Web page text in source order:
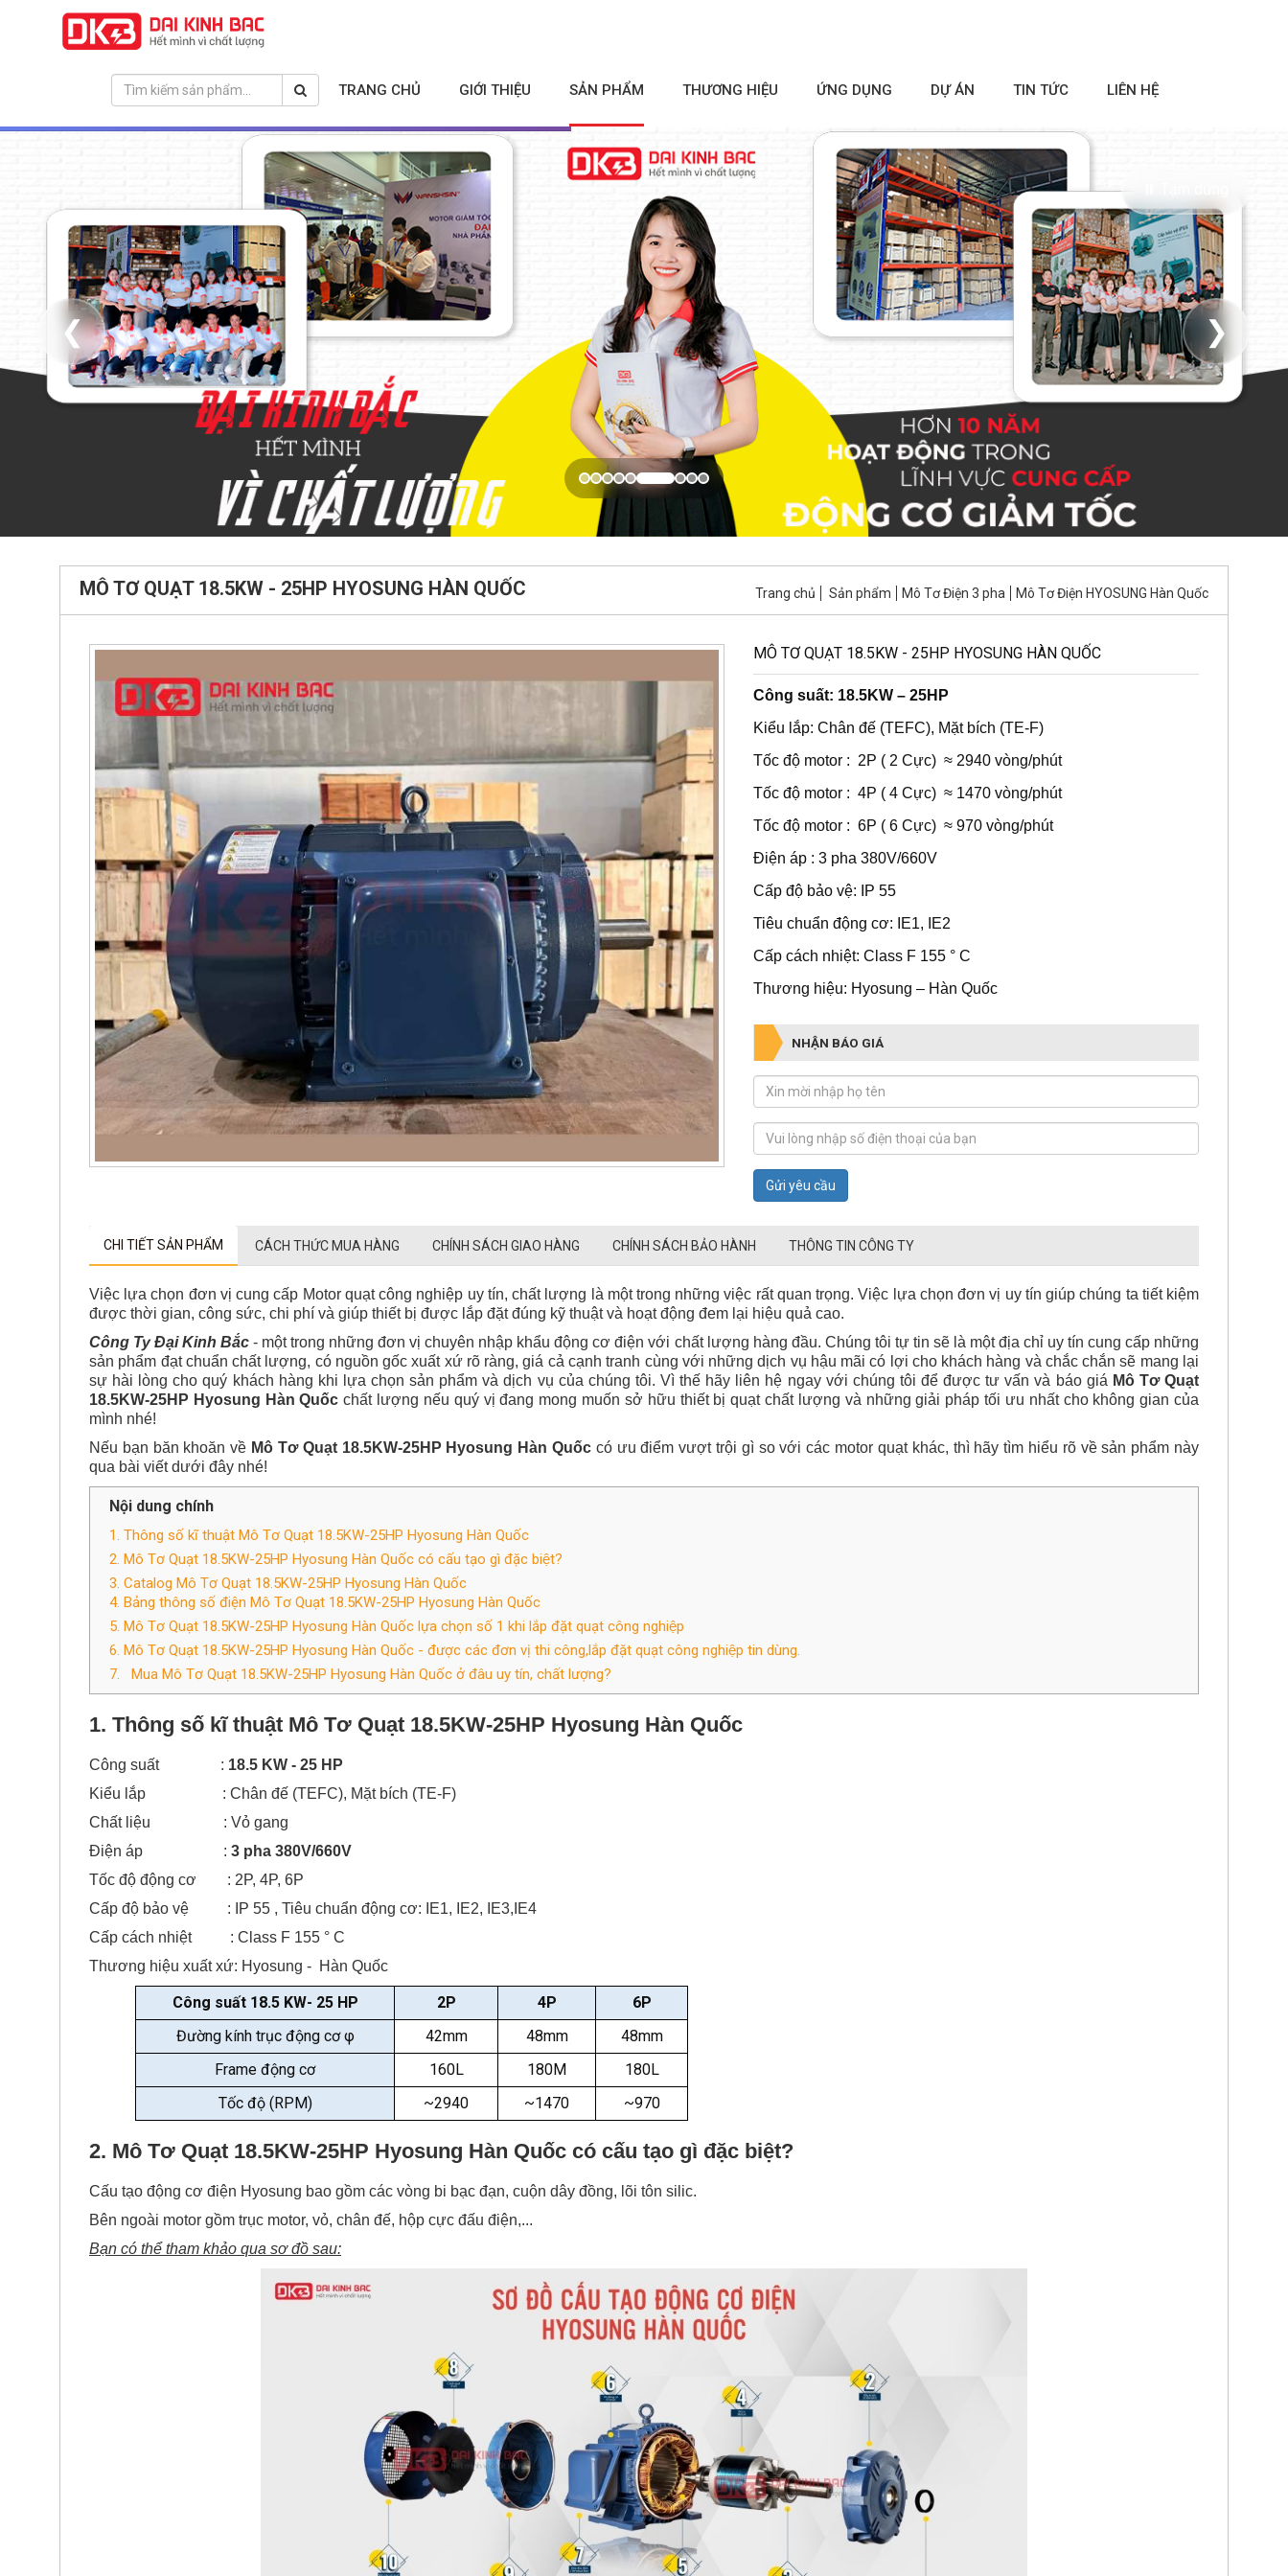
TRANG CHỦ GIỚI THIỆU SẢN PHẨM THƯƠNG HIỆU ỨNG DỤNG DỰ ÁN TIN TỨC LIÊN HỆ
❮ ❯
MÔ TƠ QUẠT 18.5KW - 25HP HYOSUNG HÀN QUỐC Trang chủ Sản phẩm Mô Tơ Điện 3 pha Mô Tơ Điện HYOSUNG Hàn Quốc
MÔ TƠ QUẠT 18.5KW - 25HP HYOSUNG HÀN QUỐC
Công suất: 18.5KW – 25HP
Kiểu lắp: Chân đế (TEFC), Mặt bích (TE-F)
Tốc độ motor : 2P ( 2 Cực) ≈ 2940 vòng/phút
Tốc độ motor : 4P ( 4 Cực) ≈ 1470 vòng/phút
Tốc độ motor : 6P ( 6 Cực) ≈ 970 vòng/phút
Điện áp : 3 pha 380V/660V
Cấp độ bảo vệ: IP 55
Tiêu chuẩn động cơ: IE1, IE2
Cấp cách nhiệt: Class F 155 ° C
Thương hiệu: Hyosung – Hàn Quốc
NHẬN BÁO GIÁ
Gửi yêu cầu
CHI TIẾT SẢN PHẨM CÁCH THỨC MUA HÀNG CHÍNH SÁCH GIAO HÀNG CHÍNH SÁCH BẢO HÀNH THÔNG TIN CÔNG TY
Việc lựa chọn đơn vị cung cấp Motor quạt công nghiệp uy tín, chất lượng là một trong những việc rất quan trọng. Việc lựa chọn đơn vị uy tín giúp chúng ta tiết kiệm
được thời gian, công sức, chi phí và giúp thiết bị được lắp đặt đúng kỹ thuật và hoạt động đem lại hiệu quả cao.
Công Ty Đại Kinh Bắc - một trong những đơn vị chuyên nhập khẩu động cơ điện với chất lượng hàng đầu. Chúng tôi tự tin sẽ là một địa chỉ uy tín cung cấp những
sản phẩm đạt chuẩn chất lượng, có nguồn gốc xuất xứ rõ ràng, giá cả cạnh tranh cùng với những dịch vụ hậu mãi có lợi cho khách hàng và chắc chắn sẽ mang lại
sự hài lòng cho quý khách hàng khi lựa chọn sản phẩm và dịch vụ của chúng tôi. Vì thế hãy liên hệ ngay với chúng tôi để được tư vấn và báo giá Mô Tơ Quạt
18.5KW-25HP Hyosung Hàn Quốc chất lượng nếu quý vị đang mong muốn sở hữu thiết bị quạt chất lượng và những giải pháp tối ưu nhất cho không gian của
mình nhé!
Nếu bạn băn khoăn về Mô Tơ Quạt 18.5KW-25HP Hyosung Hàn Quốccó ưu điểm vượt trội gì so với các motor quạt khác, thì hãy tìm hiểu rõ về sản phẩm này
qua bài viết dưới đây nhé!
Nội dung chính
1. Thông số kĩ thuật Mô Tơ Quạt 18.5KW-25HP Hyosung Hàn Quốc
2. Mô Tơ Quạt 18.5KW-25HP Hyosung Hàn Quốc có cấu tạo gì đặc biệt?
3. Catalog Mô Tơ Quạt 18.5KW-25HP Hyosung Hàn Quốc
4. Bảng thông số điện Mô Tơ Quạt 18.5KW-25HP Hyosung Hàn Quốc
5. Mô Tơ Quạt 18.5KW-25HP Hyosung Hàn Quốc lựa chọn số 1 khi lắp đặt quạt công nghiệp
6. Mô Tơ Quạt 18.5KW-25HP Hyosung Hàn Quốc - được các đơn vị thi công,lắp đặt quạt công nghiệp tin dùng.
7. Mua Mô Tơ Quạt 18.5KW-25HP Hyosung Hàn Quốc ở đâu uy tín, chất lượng?
1. Thông số kĩ thuật Mô Tơ Quạt 18.5KW-25HP Hyosung Hàn Quốc
Công suất : 18.5 KW - 25 HP
Kiểu lắp : Chân đế (TEFC), Mặt bích (TE-F)
Chất liệu : Vỏ gang
Điện áp : 3 pha 380V/660V
Tốc độ động cơ : 2P, 4P, 6P
Cấp độ bảo vệ : IP 55 , Tiêu chuẩn động cơ: IE1, IE2, IE3,IE4
Cấp cách nhiệt : Class F 155 ° C
Thương hiệu xuất xứ: Hyosung - Hàn Quốc
Công suất 18.5 KW- 25 HP 2P 4P
6P
Đường kính trục động cơφ 42mm 48mm
48mm
Frame động cơ
160L 180M
180L
Tốc độ (RPM)
~2940 ~1470 ~970
2. Mô Tơ Quạt 18.5KW-25HP Hyosung Hàn Quốc có cấu tạo gì đặc biệt?
Cấu tạo động cơ điện Hyosung bao gồm các vòng bi bạc đạn, cuộn dây đồng, lõi tôn silic.
Bên ngoài motor gồm trục motor, vỏ, chân đế, hộp cực đấu điện,...
Bạn có thể tham khảo qua sơ đồ sau: